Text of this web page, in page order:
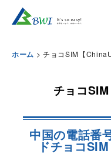
ホーム > チョコSIM【
チョコ
中国の電話番
ドチョコ